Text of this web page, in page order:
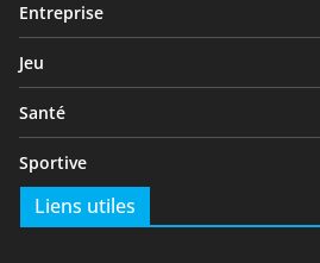
Entreprise
Jeu
Santé
Sportive
Liens utiles